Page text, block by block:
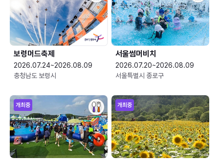
보령머드축제
2026.07.24~2026.08.09
충청남도 보령시
서울썸머비치
2026.07.20~2026.08.09
서울특별시 종로구
개최중 개최중